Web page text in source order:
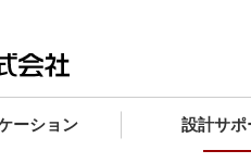
ーション 設計サポ